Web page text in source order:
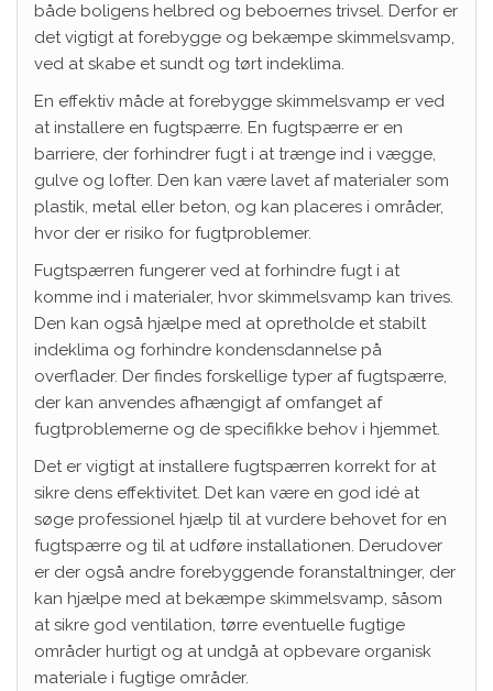
både boligens helbred og beboernes trivsel. Derfor er
det vigtigt at forebygge og bekæmpe skimmelsvamp,
ved at skabe et sundt og tørt indeklima.
En effektiv måde at forebygge skimmelsvamp er ved
at installere en fugtspærre. En fugtspærre er en
barriere, der forhindrer fugt i at trænge ind i vægge,
gulve og lofter. Den kan være lavet af materialer som
plastik, metal eller beton, og kan placeres i områder,
hvor der er risiko for fugtproblemer.
Fugtspærren fungerer ved at forhindre fugt i at
komme ind i materialer, hvor skimmelsvamp kan trives.
Den kan også hjælpe med at opretholde et stabilt
indeklima og forhindre kondensdannelse på
overflader. Der findes forskellige typer af fugtspærre,
der kan anvendes afhængigt af omfanget af
fugtproblemerne og de specifikke behov i hjemmet.
Det er vigtigt at installere fugtspærren korrekt for at
sikre dens effektivitet. Det kan være en god idé at
søge professionel hjælp til at vurdere behovet for en
fugtspærre og til at udføre installationen. Derudover
er der også andre forebyggende foranstaltninger, der
kan hjælpe med at bekæmpe skimmelsvamp, såsom
at sikre god ventilation, tørre eventuelle fugtige
områder hurtigt og at undgå at opbevare organisk
materiale i fugtige områder.